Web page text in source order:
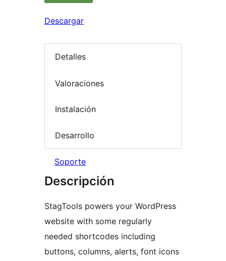
Descargar
Detalles
Valoraciones
Instalación
Desarrollo
Soporte
Descripción
StagTools powers your WordPress
website with some regularly
needed shortcodes including
buttons, columns, alerts, font icons